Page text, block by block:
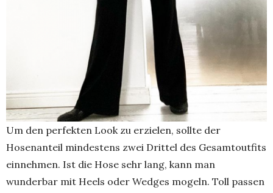
Um den perfekten Look zu erzielen, sollte der
Hosenanteil mindestens zwei Drittel des Gesamtoutfits
einnehmen. Ist die Hose sehr lang, kann man
wunderbar mit Heels oder Wedges mogeln. Toll passen